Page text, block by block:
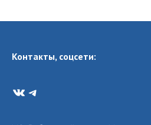
Контакты, соцсети:
VKTelegram